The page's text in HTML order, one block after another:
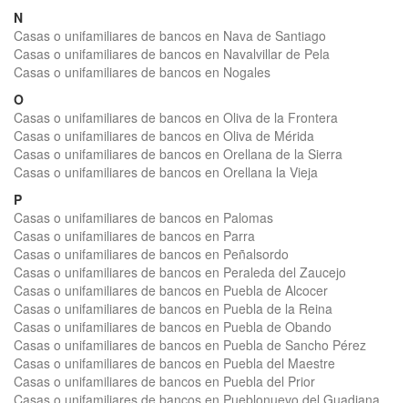
N
Casas o unifamiliares de bancos en Nava de Santiago
Casas o unifamiliares de bancos en Navalvillar de Pela
Casas o unifamiliares de bancos en Nogales
O
Casas o unifamiliares de bancos en Oliva de la Frontera
Casas o unifamiliares de bancos en Oliva de Mérida
Casas o unifamiliares de bancos en Orellana de la Sierra
Casas o unifamiliares de bancos en Orellana la Vieja
P
Casas o unifamiliares de bancos en Palomas
Casas o unifamiliares de bancos en Parra
Casas o unifamiliares de bancos en Peñalsordo
Casas o unifamiliares de bancos en Peraleda del Zaucejo
Casas o unifamiliares de bancos en Puebla de Alcocer
Casas o unifamiliares de bancos en Puebla de la Reina
Casas o unifamiliares de bancos en Puebla de Obando
Casas o unifamiliares de bancos en Puebla de Sancho Pérez
Casas o unifamiliares de bancos en Puebla del Maestre
Casas o unifamiliares de bancos en Puebla del Prior
Casas o unifamiliares de bancos en Pueblonuevo del Guadiana